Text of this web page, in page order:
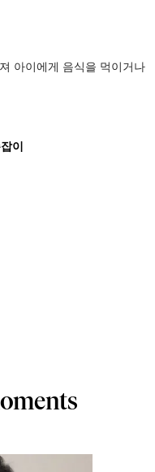
아이에게 음식을 먹이거나
이